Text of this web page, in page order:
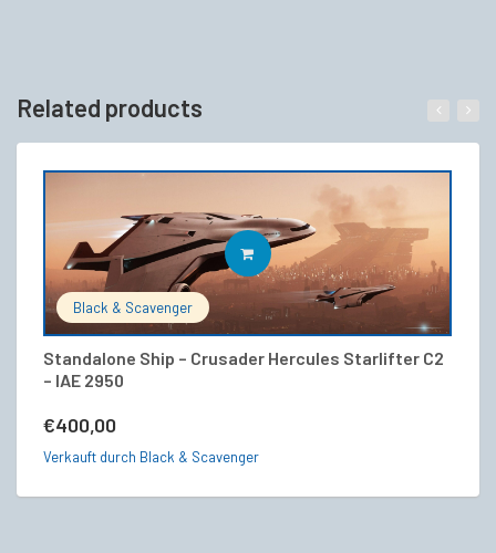
Related products
Black & Scavenger
Standalone Ship – Crusader Hercules Starlifter C2
– IAE 2950
€400,00
IN DEN WARENKORB
Verkauft durch Black & Scavenger